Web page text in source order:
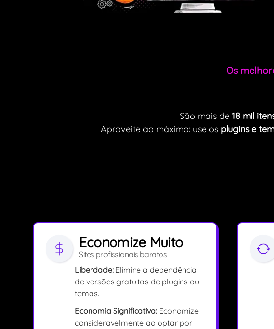
Os
São mais de 18 mil
Aproveite ao máximo: use os plugins e
Economize Muito
Sites profissionais baratos
Liberdade: Elimine a dependência
de versões gratuitas de plugins ou
temas.
Economia Significativa: Economize
consideravelmente ao optar por